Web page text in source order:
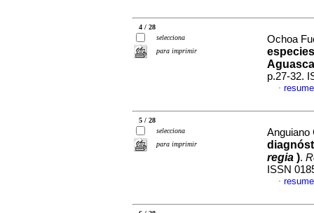
4 / 28
selecciona
para imprimir
Ochoa
p.27-32.
·
5 / 28
selecciona
para imprimir
Anguiano
regia ).
ISSN
·